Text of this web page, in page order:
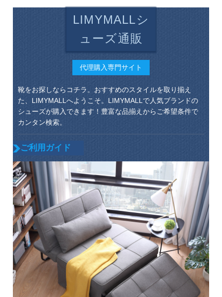
LIMYMALLシ
ューズ通販
代理購入専門サイト
靴をお探しならコチラ。おすすめのスタイルを取り揃え
た、LIMYMALLへようこそ。LIMYMALLで人気ブランドの
シューズが購入できます！豊富な品揃えからご希望条件で
カンタン検索。
ご利用ガイド